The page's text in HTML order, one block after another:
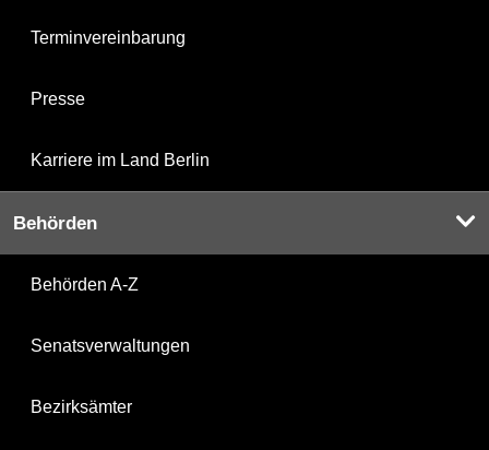
Terminvereinbarung
Presse
Karriere im Land Berlin
Behörden
Behörden A-Z
Senatsverwaltungen
Bezirksämter